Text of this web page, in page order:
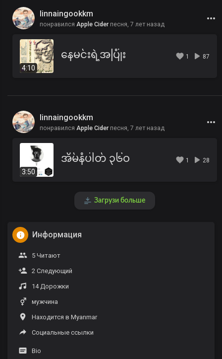
linnaingookkm
понравился Apple Ciderпесня, 7 лет назад
4:10
နေမင်းရဲ့အပြုံး 1 87
linnaingookkm
понравился Apple Ciderпесня, 7 лет назад
3:50
အိမ်နံပါတ် ၃၆ဝ 1 28
Загрузи больше
Информация
5 Читают
2 Следующий
14 Дорожки
мужчина
Находится в Myanmar
Социальные ссылки
Bio